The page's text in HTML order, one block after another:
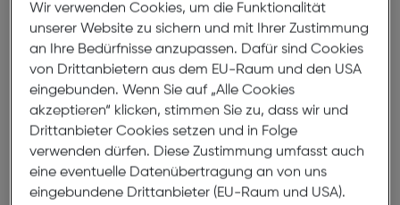
Produktbeschreibung
Felixx Kfz-Lader mit 2x USB-A
Buchse und Apple Lighting Kabel
ArtNr.: 180007489
Kfz-Lader mit MFI Lightning
Connector 3,4A
Wir verwenden Cookies, um die Funktionalität
unserer Website zu sichern und mit Ihrer Zustimmung
an Ihre Bedürfnisse anzupassen. Dafür sind Cookies
von Drittanbietern aus dem EU-Raum und den USA
eingebunden. Wenn Sie auf „Alle Cookies
akzeptieren“ klicken, stimmen Sie zu, dass wir und
Drittanbieter Cookies setzen und in Folge
verwenden dürfen. Diese Zustimmung umfasst auch
eine eventuelle Datenübertragung an von uns
eingebundene Drittanbieter (EU-Raum und USA).